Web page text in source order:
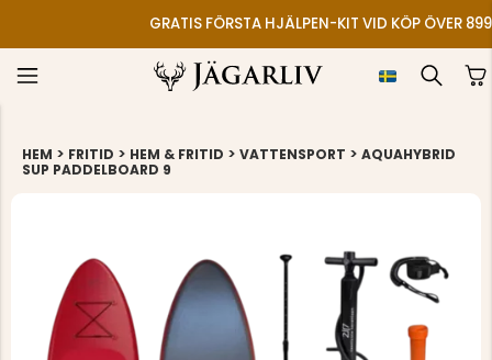
GRATIS FÖRSTA HJÄLPEN-KIT VID KÖP ÖVER
HEM > FRITID > HEM & FRITID > VATTENSPORT > AQUAHYBRID
SUP PADDELBOARD 9